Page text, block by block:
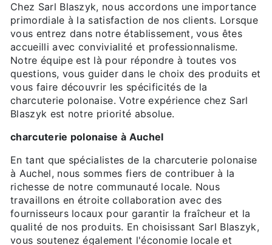
Chez Sarl Blaszyk, nous accordons une importance
primordiale à la satisfaction de nos clients. Lorsque
vous entrez dans notre établissement, vous êtes
accueilli avec convivialité et professionnalisme.
Notre équipe est là pour répondre à toutes vos
questions, vous guider dans le choix des produits et
vous faire découvrir les spécificités de la
charcuterie polonaise. Votre expérience chez Sarl
Blaszyk est notre priorité absolue.
charcuterie polonaise à Auchel
En tant que spécialistes de la charcuterie polonaise
à Auchel, nous sommes fiers de contribuer à la
richesse de notre communauté locale. Nous
travaillons en étroite collaboration avec des
fournisseurs locaux pour garantir la fraîcheur et la
qualité de nos produits. En choisissant Sarl Blaszyk,
vous soutenez également l'économie locale et